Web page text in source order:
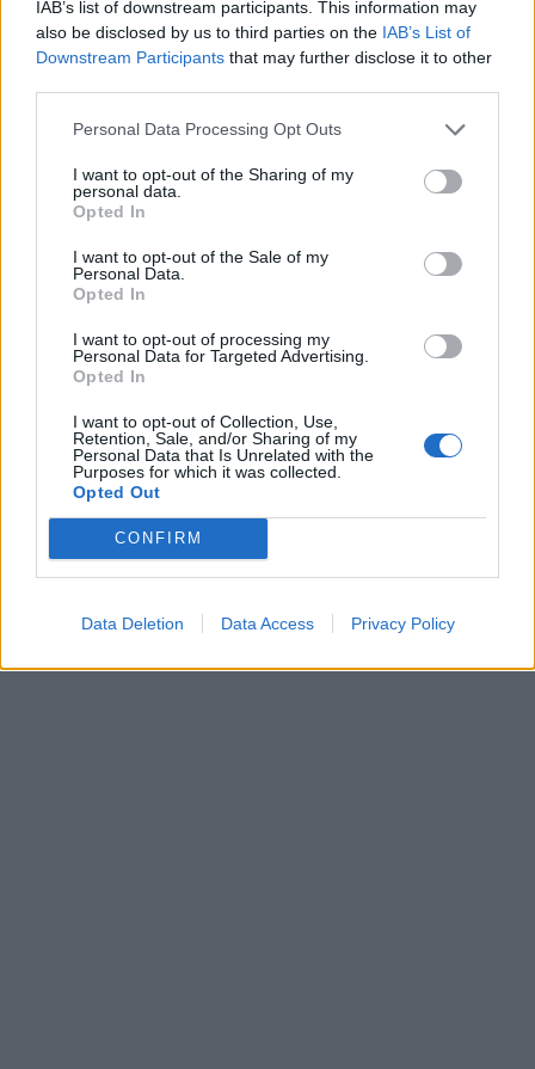
IAB’s list of downstream participants. This information may
also be disclosed by us to third parties on the IAB’s List of
Downstream Participants that may further disclose it to other
Personal Data Processing Opt Outs
I want to opt-out of the Sharing of my
personal data.
Opted In
I want to opt-out of the Sale of my
Personal Data.
Opted In
I want to opt-out of processing my
Personal Data for Targeted Advertising.
Opted In
I want to opt-out of Collection, Use,
Retention, Sale, and/or Sharing of my
Personal Data that Is Unrelated with the
Purposes for which it was collected.
Opted Out
CONFIRM
Data Deletion Data Access Privacy Policy